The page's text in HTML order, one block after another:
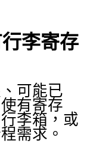
李寄存
可能已
有寄存
李箱，或
需求。